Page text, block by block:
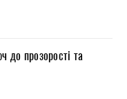
до прозорості та